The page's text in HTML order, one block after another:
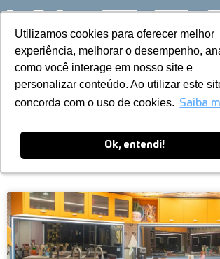
Utilizamos cookies para oferecer melhor
experiência, melhorar o desempenho,
como você interage em nosso site e
personalizar conteúdo. Ao utilizar este
concorda com o uso de cookies. Saiba
Ok, entendi!
Utilizamos cookies para oferecer melhor
experiência, melhorar o desempenho,
como você interage em nosso site e
personalizar conteúdo. Ao utilizar este
concorda com o uso de cookies. Saiba
Ok, entendi!
Pular
para
o
conteúdo
Blog